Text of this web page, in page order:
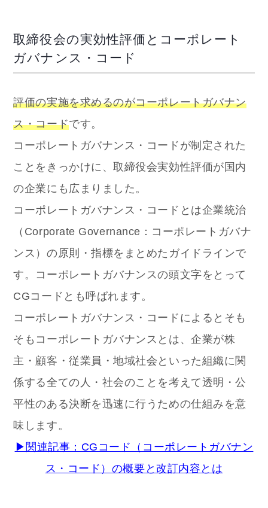
取締役会の実効性評価とコーポレート
ガバナンス・コード
評価の実施を求めるのがコーポレートガバナン
ス・コードです。
コーポレートガバナンス・コードが制定された
ことをきっかけに、取締役会実効性評価が国内
の企業にも広まりました。
コーポレートガバナンス・コードとは企業統治
（Corporate Governance：コーポレートガバナ
ンス）の原則・指標をまとめたガイドラインで
す。コーポレートガバナンスの頭文字をとって
CGコードとも呼ばれます。
コーポレートガバナンス・コードによるとそも
そもコーポレートガバナンスとは、企業が株
主・顧客・従業員・地域社会といった組織に関
係する全ての人・社会のことを考えて透明・公
平性のある決断を迅速に行うための仕組みを意
味します。
▶関連記事：CGコード（コーポレートガバナン
ス・コード）の概要と改訂内容とは